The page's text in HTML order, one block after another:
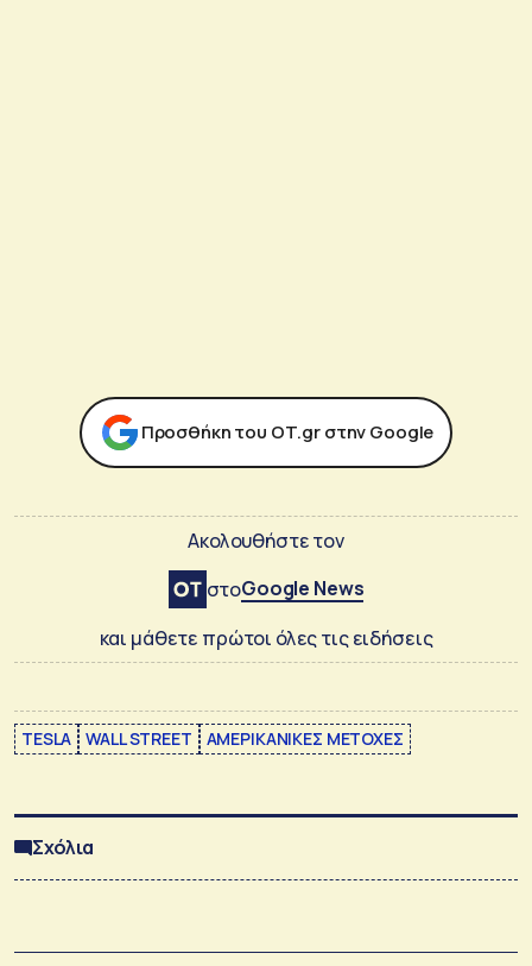
Προσθήκη του ΟΤ.gr στην Google
Ακολουθήστε τον
στοGoogle News
και μάθετε πρώτοι όλες τις ειδήσεις
TESLA WALL STREET ΑΜΕΡΙΚΑΝΙΚΕΣ ΜΕΤΟΧΕΣ
Σχόλια